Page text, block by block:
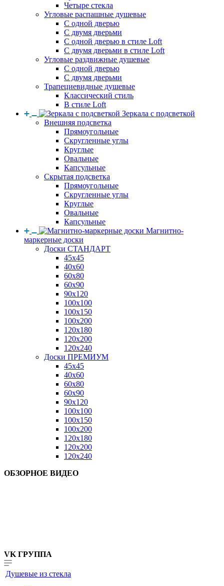
Четыре стекла
Угловые распашные душевые
С одной дверью
С двумя дверьми
С одной дверью в стиле Loft
С двумя дверьми в стиле Loft
Угловые раздвижные душевые
С одной дверью
С двумя дверьми
Трапециевидные душевые
Классический стиль
В стиле Loft
Зеркала с подсветкой
Внешняя подсветка
Прямоугольные
Скругленные углы
Круглые
Овальные
Капсульные
Скрытая подсветка
Прямоугольные
Скругленные углы
Круглые
Овальные
Капсульные
Магнитно-
маркерные доски
Доски СТАНДАРТ
45x45
40x60
60x80
60x90
90x120
100x100
100x150
100x200
120x180
120x200
120x240
Доски ПРЕМИУМ
45x45
40x60
60x80
60x90
90x120
100x100
100x150
100x200
120x180
120x200
120x240
ОБЗОРНОЕ ВИДЕО
VK ГРУППА
Душевые из стекла